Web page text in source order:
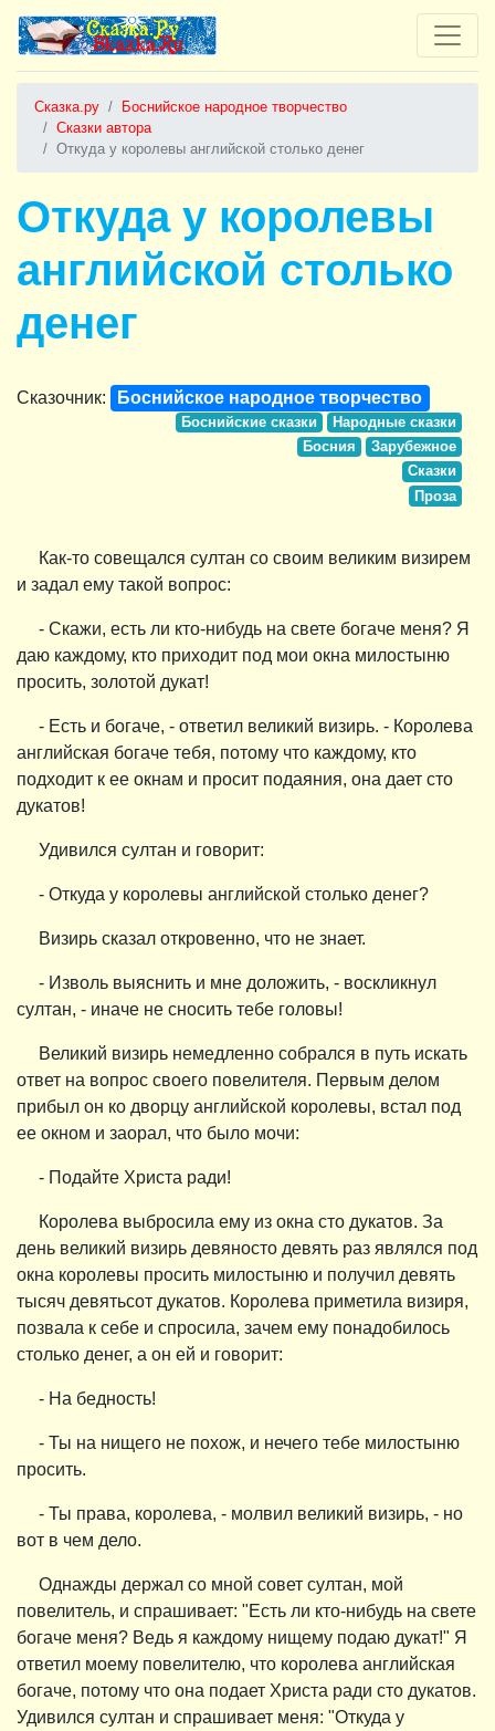
Сказка.ру
Боснийское народное творчество
Сказки автора
Откуда у королевы английской столько денег
Откуда у королевы
английской столько
денег
Сказочник: Боснийское народное творчество
Боснийские сказки
Народные сказки
Босния
Зарубежное
Сказки
Проза
Как-то совещался султан со своим великим визирем
и задал ему такой вопрос:
- Скажи, есть ли кто-нибудь на свете богаче меня? Я
даю каждому, кто приходит под мои окна милостыню
просить, золотой дукат!
- Есть и богаче, - ответил великий визирь. - Королева
английская богаче тебя, потому что каждому, кто
подходит к ее окнам и просит подаяния, она дает сто
дукатов!
Удивился султан и говорит:
- Откуда у королевы английской столько денег?
Визирь сказал откровенно, что не знает.
- Изволь выяснить и мне доложить, - воскликнул
султан, - иначе не сносить тебе головы!
Великий визирь немедленно собрался в путь искать
ответ на вопрос своего повелителя. Первым делом
прибыл он ко дворцу английской королевы, встал под
ее окном и заорал, что было мочи:
- Подайте Христа ради!
Королева выбросила ему из окна сто дукатов. За
день великий визирь девяносто девять раз являлся под
окна королевы просить милостыню и получил девять
тысяч девятьсот дукатов. Королева приметила визиря,
позвала к себе и спросила, зачем ему понадобилось
столько денег, а он ей и говорит:
- На бедность!
- Ты на нищего не похож, и нечего тебе милостыню
просить.
- Ты права, королева, - молвил великий визирь, - но
вот в чем дело.
Однажды держал со мной совет султан, мой
повелитель, и спрашивает: "Есть ли кто-нибудь на свете
богаче меня? Ведь я каждому нищему подаю дукат!" Я
ответил моему повелителю, что королева английская
богаче, потому что она подает Христа ради сто дукатов.
Удивился султан и спрашивает меня: "Откуда у